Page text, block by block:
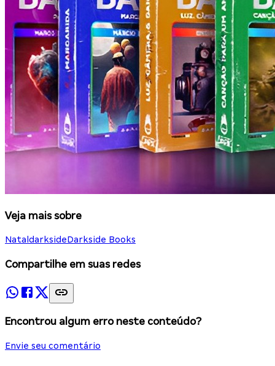
Veja mais sobre
Natal darksideDarkside Books
Compartilhe em suas redes
Encontrou algum erro neste conteúdo?
Envie seu comentário